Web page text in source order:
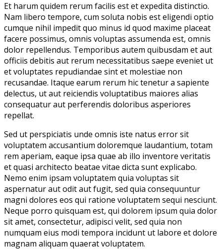
Et harum quidem rerum facilis est et expedita distinctio.
Nam libero tempore, cum soluta nobis est eligendi optio
cumque nihil impedit quo minus id quod maxime placeat
facere possimus, omnis voluptas assumenda est, omnis
dolor repellendus. Temporibus autem quibusdam et aut
officiis debitis aut rerum necessitatibus saepe eveniet ut
et voluptates repudiandae sint et molestiae non
recusandae. Itaque earum rerum hic tenetur a sapiente
delectus, ut aut reiciendis voluptatibus maiores alias
consequatur aut perferendis doloribus asperiores
repellat.
Sed ut perspiciatis unde omnis iste natus error sit
voluptatem accusantium doloremque laudantium, totam
rem aperiam, eaque ipsa quae ab illo inventore veritatis
et quasi architecto beatae vitae dicta sunt explicabo.
Nemo enim ipsam voluptatem quia voluptas sit
aspernatur aut odit aut fugit, sed quia consequuntur
magni dolores eos qui ratione voluptatem sequi nesciunt.
Neque porro quisquam est, qui dolorem ipsum quia dolor
sit amet, consectetur, adipisci velit, sed quia non
numquam eius modi tempora incidunt ut labore et dolore
magnam aliquam quaerat voluptatem.